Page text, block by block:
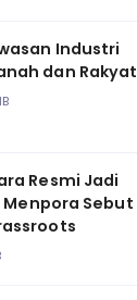
Industri
dan Rakyat
Resmi Jadi
Sebut